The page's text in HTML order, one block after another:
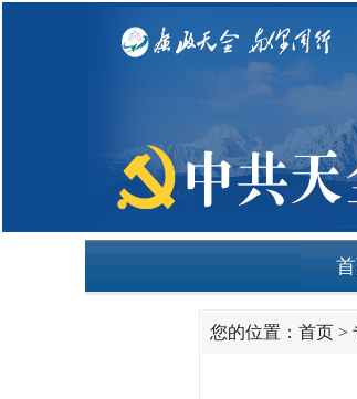
您的位置： 首页 >